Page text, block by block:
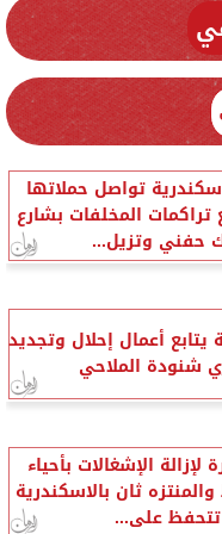
تواصل حملاتها
تراكمات المخلفات بشارع
حفني وتزيل...
يتابع أعمال إحلال وتجديد
شنودة الملاحي
لإزالة الإشغالات بأحياء
ثان بالاسكندرية
تتحفظ على...